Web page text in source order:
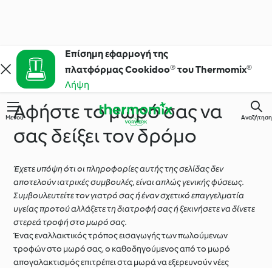
Επίσημη εφαρμογή της
πλατφόρμας Cookidoo® του Thermomix®
Λήψη
Μενού Αναζήτηση
Αφήστε το μωρό σας να
σας δείξει τον δρόμο
Έχετε υπόψη ότι οι πληροφορίες αυτής της σελίδας δεν
αποτελούν ιατρικές συμβουλές, είναι απλώς γενικής φύσεως.
Συμβουλευτείτε τον γιατρό σας ή έναν σχετικό επαγγελματία
υγείας προτού αλλάξετε τη διατροφή σας ή ξεκινήσετε να δίνετε
στερεά τροφή στο μωρό σας.
Ένας εναλλακτικός τρόπος εισαγωγής των πωλούμενων
τροφών στο μωρό σας, ο καθοδηγούμενος από το μωρό
απογαλακτισμός επιτρέπει στα μωρά να εξερευνούν νέες